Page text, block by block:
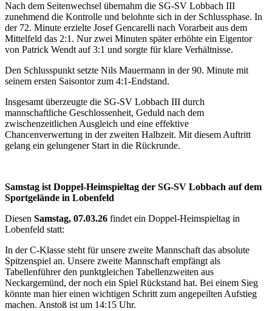
Nach dem Seitenwechsel übernahm die SG-SV Lobbach III
zunehmend die Kontrolle und belohnte sich in der Schlussphase. In
der 72. Minute erzielte Josef Gencarelli nach Vorarbeit aus dem
Mittelfeld das 2:1. Nur zwei Minuten später erhöhte ein Eigentor
von Patrick Wendt auf 3:1 und sorgte für klare Verhältnisse.
Den Schlusspunkt setzte Nils Mauermann in der 90. Minute mit
seinem ersten Saisontor zum 4:1-Endstand.
Insgesamt überzeugte die SG-SV Lobbach III durch
mannschaftliche Geschlossenheit, Geduld nach dem
zwischenzeitlichen Ausgleich und eine effektive
Chancenverwertung in der zweiten Halbzeit. Mit diesem Auftritt
gelang ein gelungener Start in die Rückrunde.
Samstag ist Doppel-Heimspieltag der SG-SV Lobbach auf dem
Sportgelände in Lobenfeld
Diesen Samstag, 07.03.26 findet ein Doppel-Heimspieltag in
Lobenfeld statt:
In der C-Klasse steht für unsere zweite Mannschaft das absolute
Spitzenspiel an. Unsere zweite Mannschaft empfängt als
Tabellenführer den punktgleichen Tabellenzweiten aus
Neckargemünd, der noch ein Spiel Rückstand hat. Bei einem Sieg
könnte man hier einen wichtigen Schritt zum angepeilten Aufstieg
machen. Anstoß ist um 14:15 Uhr.